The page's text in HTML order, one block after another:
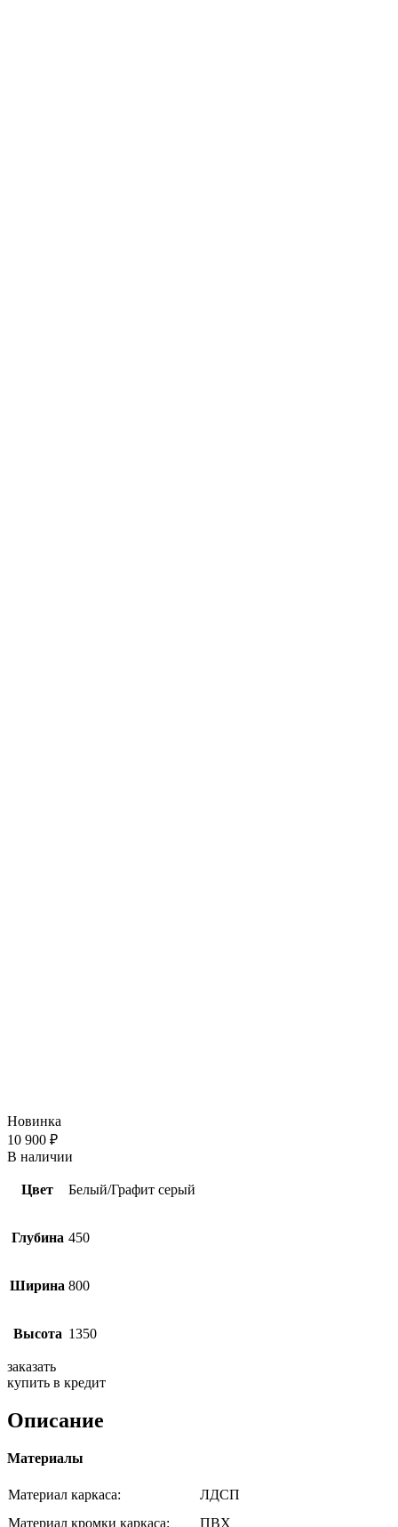
Новинка
10 900 ₽
В наличии
Цвет Белый/Графит серый
Глубина 450
Ширина 800
Высота 1350
заказать
купить в кредит
Описание
Материалы
Материал каркаса:
ЛДСП
Материал кромки каркаса:
ПВХ